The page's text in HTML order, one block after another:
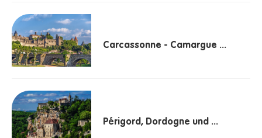
Carcassonne - Camargue ...
Périgord, Dordogne und ...